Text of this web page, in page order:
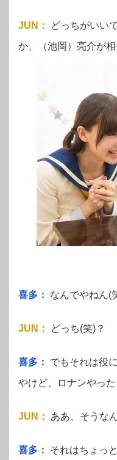
JUN ：
どっちがいい
か、（池岡）亮介が相
喜多： なんでやねん(
JUN ： どっち(笑)？
喜多：
でもそれは役
やけど、ロナンやった
JUN ： ああ、そうな
喜多： それはちょっ